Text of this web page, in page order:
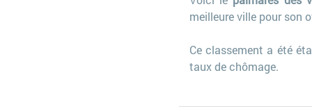
meilleure ville pour son
Ce classement a été
taux de chômage.